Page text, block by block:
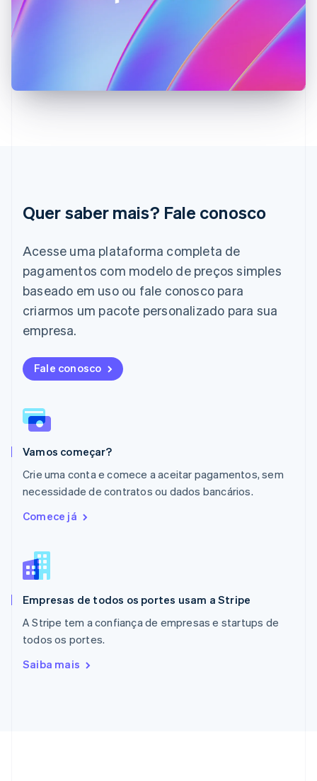
Quer saber mais? Fale conosco
Acesse uma plataforma completa de
pagamentos com modelo de preços simples
baseado em uso ou fale conosco para
criarmos um pacote personalizado para sua
empresa.
Fale conosco
Vamos começar?
Crie uma conta e comece a aceitar pagamentos, sem
necessidade de contratos ou dados bancários.
Comece já
Empresas de todos os portes usam a Stripe
A Stripe tem a confiança de empresas e startups de
todos os portes.
Saiba mais
English
日本語English
Liechtenstein
DeutschEnglish
English
Luxemburgo
Malásia
Malta
English
Español
Noruega
Nova Zelândia
Países Baixos
NederlandsEnglish
Polônia
Português
RAE de Hong Kong, China
Reino Unido
República Tcheca
English
English